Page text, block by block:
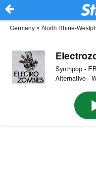
Germany > North Rhine-
Synthpop -
Alternative ·